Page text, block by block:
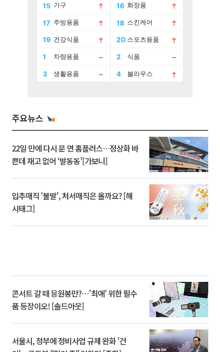
주요뉴스
22일 만에 다시 문 연 홈플러스…정상화 바
쁜데 재고 없어 ‘발동동’[가보니]
입추매직 '불발', 처서매직은 올까요? [해
시태그]
콘서트 갈 때 응원봉만?⋯'최애' 위한 필수
품 등장이오! [솔드아웃]
서울시, 정부에 정비사업 규제 완화 '건